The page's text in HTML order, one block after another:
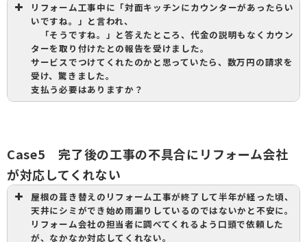
リフォーム工事中に「対面キッチンにカウンターがあったらい
いですね。」と言われ、
「そうですね。」と答えたところ、代金の説明もなくカウン
ターを取り付けたとの報告を受けました。
サービスでつけてくれたのかと思っていたら、数万円の請求を
受け、驚きました。
支払う必要はありますか？
Case5 完了後の工事の不具合にリフォーム会社
が対応してくれない
屋根の葺き替えのリフォーム工事が終了して半年が経った頃、
天井にシミができ始め雨漏りしているのではないかと不安に。
リフォーム会社の担当者に調べてくれるよう口頭で依頼した
が、なかなか対応してくれない。